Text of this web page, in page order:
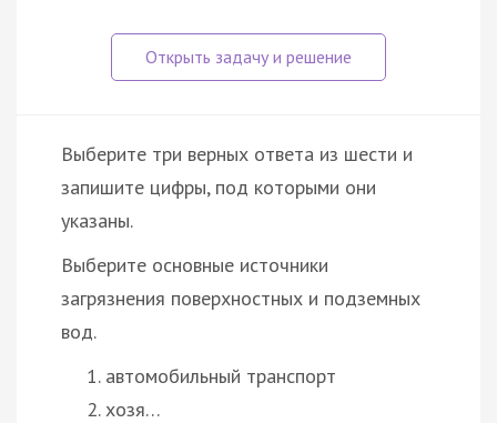
Выберите три верных ответа из шести и
запишите цифры, под которыми они
указаны.
Выберите основные источники
загрязнения поверхностных и подземных
вод.
автомобильный транспорт
хозя…